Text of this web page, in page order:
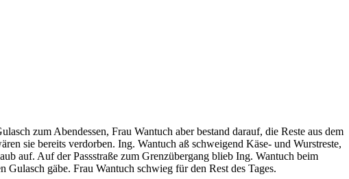
zum Abendessen, Frau Wantuch aber bestand darauf, die Reste aus dem
sie bereits verdorben. Ing. Wantuch aß schweigend Käse- und Wurstreste,
auf. Auf der Passstraße zum Grenzübergang blieb Ing. Wantuch beim
gäbe. Frau Wantuch schwieg für den Rest des Tages.